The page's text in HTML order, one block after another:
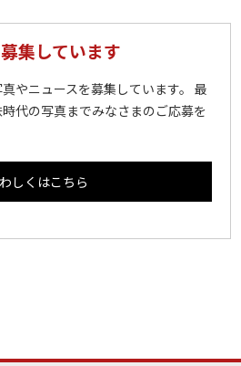
集しています
やニュースを募集しています。 最
代の写真までみなさまのご応募を
しくはこちら